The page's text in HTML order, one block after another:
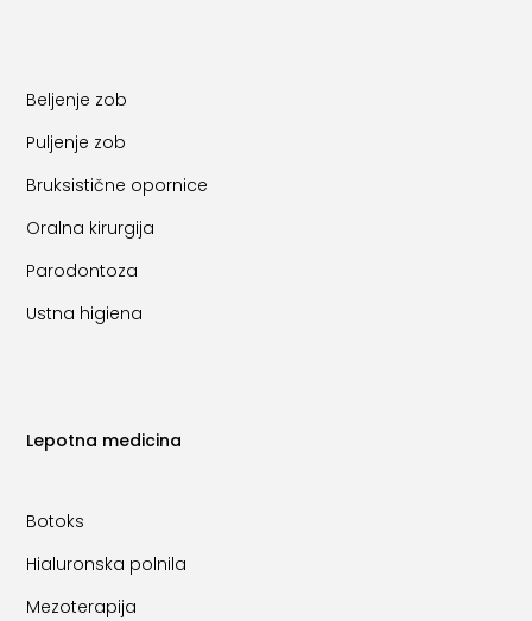
Beljenje zob
Puljenje zob
Bruksistične opornice
Oralna kirurgija
Parodontoza
Ustna higiena
Lepotna medicina
Botoks
Hialuronska polnila
Mezoterapija